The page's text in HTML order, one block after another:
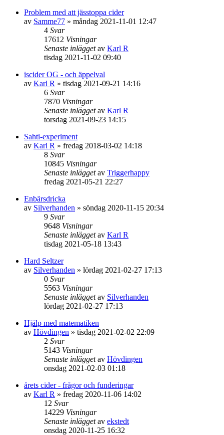
Problem med att jässtoppa cider
av Samme77 » måndag 2021-11-01 12:47
4 Svar
17612 Visningar
Senaste inläggetav Karl R
tisdag 2021-11-02 09:40
iscider OG - och äppelval
av Karl R » tisdag 2021-09-21 14:16
6 Svar
7870 Visningar
Senaste inläggetav Karl R
torsdag 2021-09-23 14:15
Sahti-experiment
av Karl R » fredag 2018-03-02 14:18
8 Svar
10845 Visningar
Senaste inläggetav Triggerhappy
fredag 2021-05-21 22:27
Enbärsdricka
av Silverhanden » söndag 2020-11-15 20:34
9 Svar
9648 Visningar
Senaste inläggetav Karl R
tisdag 2021-05-18 13:43
Hard Seltzer
av Silverhanden » lördag 2021-02-27 17:13
0 Svar
5563 Visningar
Senaste inläggetav Silverhanden
lördag 2021-02-27 17:13
Hjälp med matematiken
av Hövdingen » tisdag 2021-02-02 22:09
2 Svar
5143 Visningar
Senaste inläggetav Hövdingen
onsdag 2021-02-03 01:18
årets cider - frågor och funderingar
av Karl R » fredag 2020-11-06 14:02
12 Svar
14229 Visningar
Senaste inläggetav ekstedt
onsdag 2020-11-25 16:32